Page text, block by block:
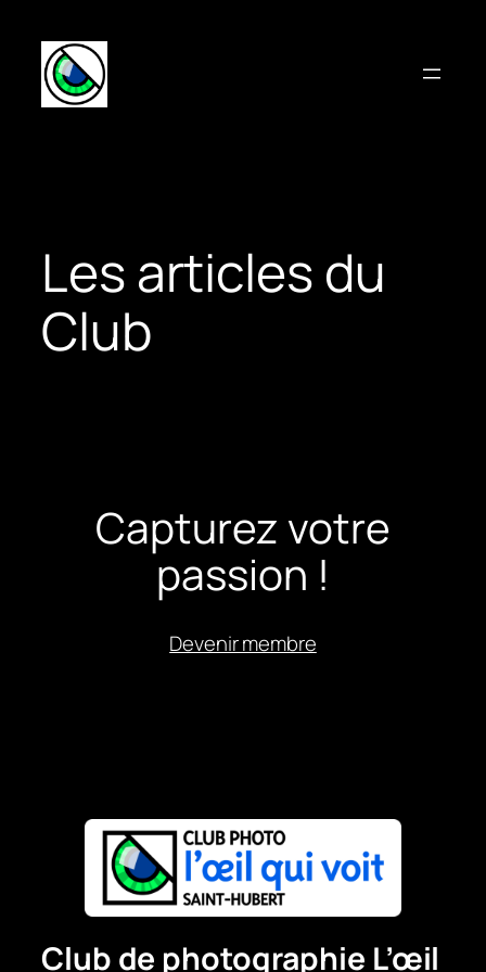
contenu
Les articles du
Club
Capturez votre
passion !
Devenir membre
Club de photographie L’œil